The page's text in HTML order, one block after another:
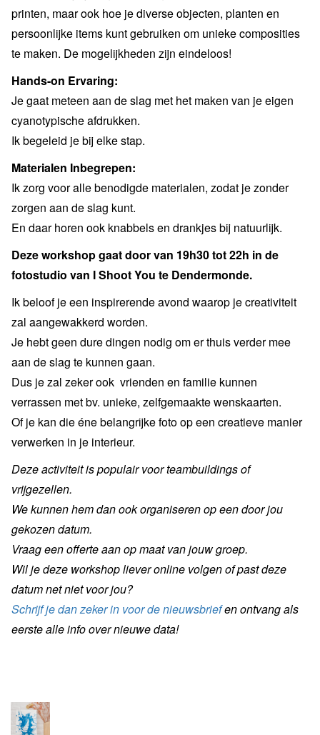
printen, maar ook hoe je diverse objecten, planten en
persoonlijke items kunt gebruiken om unieke composities
te maken. De mogelijkheden zijn eindeloos!
Hands-on Ervaring:
Je gaat meteen aan de slag met het maken van je eigen
cyanotypische afdrukken.
Ik begeleid je bij elke stap.
Materialen Inbegrepen:
Ik zorg voor alle benodigde materialen, zodat je zonder
zorgen aan de slag kunt.
En daar horen ook knabbels en drankjes bij natuurlijk.
Deze workshop gaat door van 19h30 tot 22h in de
fotostudio van I Shoot You te Dendermonde.
Ik beloof je een inspirerende avond waarop je creativiteit
zal aangewakkerd worden.
Je hebt geen dure dingen nodig om er thuis verder mee
aan de slag te kunnen gaan.
Dus je zal zeker ook vrienden en familie kunnen
verrassen met bv. unieke, zelfgemaakte wenskaarten.
Of je kan die éne belangrijke foto op een creatieve manier
verwerken in je interieur.
Deze activiteit is populair voor teambuildings of
vrijgezellen.
We kunnen hem dan ook organiseren op een door jou
gekozen datum.
​Vraag een offerte aan op maat van jouw groep.
Wil je deze workshop liever online volgen of past deze
datum net niet voor jou?
Schrijf je dan zeker in voor de nieuwsbriefen ontvang als
eerste alle info over nieuwe data!